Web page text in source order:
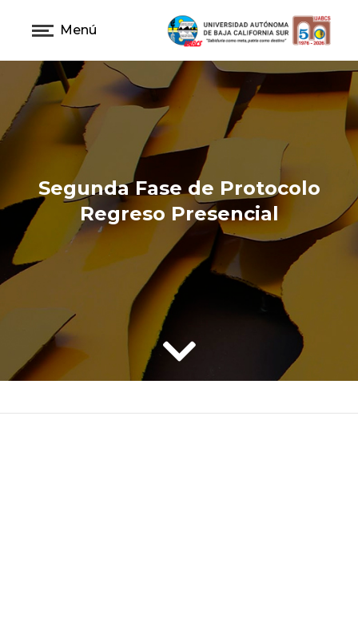
Menú
Segunda Fase de Protocolo
Regreso Presencial